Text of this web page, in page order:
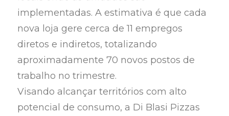
implementadas. A estimativa é que cada
nova loja gere cerca de 11 empregos
diretos e indiretos, totalizando
aproximadamente 70 novos postos de
trabalho no trimestre.
Visando alcançar territórios com alto
potencial de consumo, a Di Blasi Pizzas